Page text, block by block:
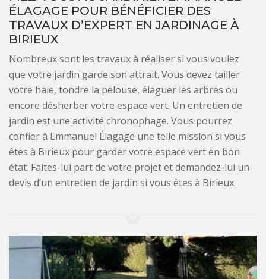
ÉLAGAGE POUR BÉNÉFICIER DES
TRAVAUX D’EXPERT EN JARDINAGE À
BIRIEUX
Nombreux sont les travaux à réaliser si vous voulez
que votre jardin garde son attrait. Vous devez tailler
votre haie, tondre la pelouse, élaguer les arbres ou
encore désherber votre espace vert. Un entretien de
jardin est une activité chronophage. Vous pourrez
confier à Emmanuel Élagage une telle mission si vous
êtes à Birieux pour garder votre espace vert en bon
état. Faites-lui part de votre projet et demandez-lui un
devis d’un entretien de jardin si vous êtes à Birieux.